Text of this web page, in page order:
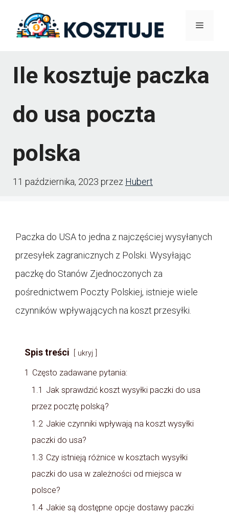
Menu
Ile kosztuje paczka
do usa poczta
polska
11 października, 2023 przez Hubert
Paczka do USA to jedna z najczęściej wysyłanych
przesyłek zagranicznych z Polski. Wysyłając
paczkę do Stanów Zjednoczonych za
pośrednictwem Poczty Polskiej, istnieje wiele
czynników wpływających na koszt przesyłki.
Spis treści ukryj
1 Często zadawane pytania:
1.1 Jak sprawdzić koszt wysyłki paczki do usa
przez pocztę polską?
1.2 Jakie czynniki wpływają na koszt wysyłki
paczki do usa?
1.3 Czy istnieją różnice w kosztach wysyłki
paczki do usa w zależności od miejsca w
polsce?
1.4 Jakie są dostępne opcje dostawy paczki